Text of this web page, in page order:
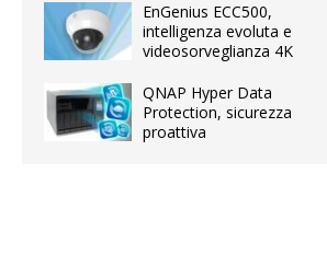
EnGenius ECC500,
intelligenza evoluta e
videosorveglianza 4K
QNAP Hyper Data
Protection, sicurezza
proattiva